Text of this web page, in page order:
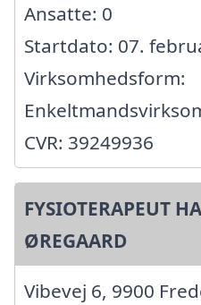
Ansatte: 0
Startdato: 07.
Virksomhedsform:
CVR: 39249936
FYSIOTERAPEUT
ØREGAARD
Vibevej 6, 9900